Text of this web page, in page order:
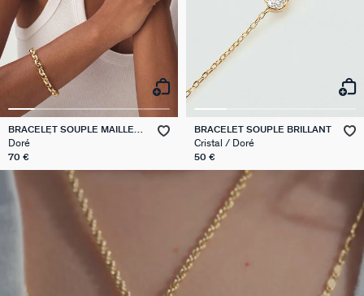
BRACELET SOUPLE MAILLE
MARTELÉE
Doré
70 €
BRACELET SOUPLE BRILLANT
Cristal / Doré
50 €